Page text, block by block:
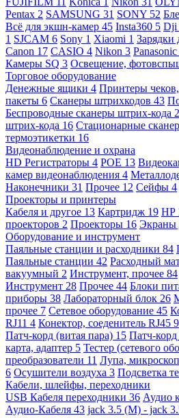
Pentax 2 SAMSUNG 31 SONY 52
Всё для экшн-камер 45 Insta360 5 Dji
1 SJCAM 6 Sony 1 Xiaomi 1 Зарядки
Canon 17 CASIO 4 Nikon 3 Panasonic
Камеры SQ 3 Освещение,
Торговое оборудование
Денежные ящики 4 Принтеры
пакеты 6 Сканеры штрихкодов 43
Беспроводные сканеры штрих-кода
штрих-кода 16 Стационарные
термоэтикетки 16
Видеонаблюдение и охрана
HD Регистраторы 4 POE 13
камер видеонаблюдения 4
Наконечники 31 Прочее 12 Сейфы 4
Проекторы и принтеры
Кабеля и другое 13 Картридж 19 HP
проекторов 2 Проекторы 16 Экраны
Оборудование и инструмент
Паяльные станции и расходники 84
Паяльные станции 42 Расходный
вакуумный 2 Инструмент, прочее 84
Инструмент 28 Прочее 44 Блоки
приборы 38 Лабораторный блок 26
прочее 7 Сетевое оборудование 45
RJ11 4 Конектор, соеденитель RJ45 9
Патч-корд (витая пара) 15 Патч-
карта, адаптер 5 Тестер (сетевого
преобразователи 11 Лупа, микроскоп
6 Осушители воздуха 3 Подсветка
Кабели, шлейфы, переходники
USB Кабеля переходники 36 Аудио
Аудио-Кабеля 43 jack 3.5 (M) - jack